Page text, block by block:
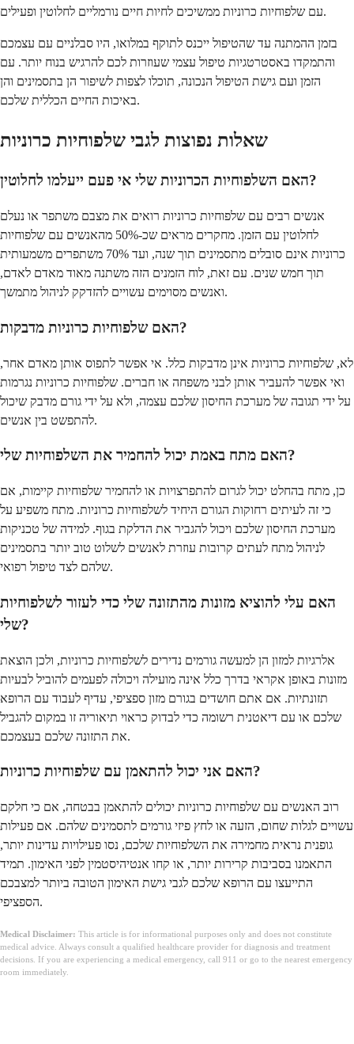
עם שלפוחיות כרוניות ממשיכים לחיות חיים נורמליים לחלוטין ופעילים.
בזמן ההמתנה עד שהטיפול ייכנס לתוקף במלואו, היו סבלניים עם עצמכם
והתמקדו באסטרטגיות טיפול עצמי שעוזרות לכם להרגיש בנוח יותר. עם
הזמן ועם גישת הטיפול הנכונה, תוכלו לצפות לשיפור הן בתסמינים והן
באיכות החיים הכללית שלכם.
שאלות נפוצות לגבי שלפוחיות כרוניות
האם השלפוחיות הכרוניות שלי אי פעם ייעלמו לחלוטין?
אנשים רבים עם שלפוחיות כרוניות רואים את מצבם משתפר או נעלם
לחלוטין עם הזמן. מחקרים מראים שכ-50% מהאנשים עם שלפוחיות
כרוניות אינם סובלים מתסמינים תוך שנה, ועד 70% משתפרים משמעותית
תוך חמש שנים. עם זאת, לוח הזמנים הזה משתנה מאוד מאדם לאדם,
ואנשים מסוימים עשויים להזדקק לניהול מתמשך.
האם שלפוחיות כרוניות מדבקות?
לא, שלפוחיות כרוניות אינן מדבקות כלל. אי אפשר לתפוס אותן מאדם אחר,
ואי אפשר להעביר אותן לבני משפחה או חברים. שלפוחיות כרוניות נגרמות
על ידי תגובה של מערכת החיסון שלכם עצמה, ולא על ידי גורם מדבק שיכול
להתפשט בין אנשים.
האם מתח באמת יכול להחמיר את השלפוחיות שלי?
כן, מתח בהחלט יכול לגרום להתפרצויות או להחמיר שלפוחיות קיימות, אם
כי זה לעיתים רחוקות הגורם היחיד לשלפוחיות כרוניות. מתח משפיע על
מערכת החיסון שלכם ויכול להגביר את הדלקת בגוף. למידה של טכניקות
לניהול מתח לעתים קרובות עוזרת לאנשים לשלוט טוב יותר בתסמינים
שלהם לצד טיפול רפואי.
האם עלי להוציא מזונות מהתזונה שלי כדי לעזור לשלפוחיות
שלי?
אלרגיות למזון הן למעשה גורמים נדירים לשלפוחיות כרוניות, ולכן הוצאת
מזונות באופן אקראי בדרך כלל אינה מועילה ויכולה לפעמים להוביל לבעיות
תזונתיות. אם אתם חושדים בגורם מזון ספציפי, עדיף לעבוד עם הרופא
שלכם או עם דיאטנית רשומה כדי לבדוק כראוי תיאוריה זו במקום להגביל
את התזונה שלכם בעצמכם.
האם אני יכול להתאמן עם שלפוחיות כרוניות?
רוב האנשים עם שלפוחיות כרוניות יכולים להתאמן בבטחה, אם כי חלקם
עשויים לגלות שחום, הזעה או לחץ פיזי גורמים לתסמינים שלהם. אם פעילות
גופנית נראית מחמירה את השלפוחיות שלכם, נסו פעילויות עדינות יותר,
התאמנו בסביבות קרירות יותר, או קחו אנטיהיסטמין לפני האימון. תמיד
התייעצו עם הרופא שלכם לגבי גישת האימון הטובה ביותר למצבכם
הספציפי.
Medical Disclaimer: This article is for informational purposes only and does not constitute
medical advice. Always consult a qualified healthcare provider for diagnosis and treatment
decisions. If you are experiencing a medical emergency, call 911 or go to the nearest emergency
room immediately.